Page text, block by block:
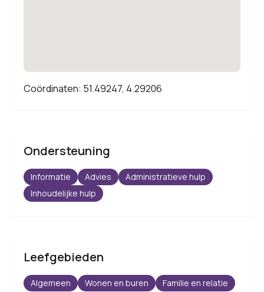
Coördinaten: 51.49247, 4.29206
Ondersteuning
Informatie Advies
Administratieve hulp
Inhoudelijke hulp
Leefgebieden
Algemeen Wonen en buren Familie en relatie